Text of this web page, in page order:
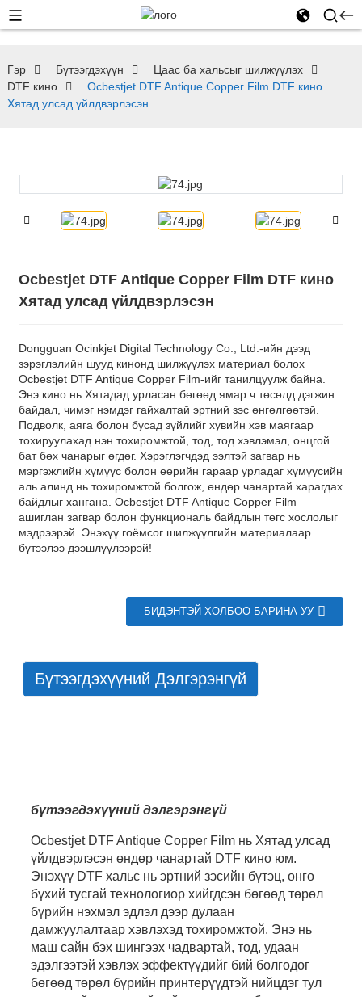
Гэр Бүтээгдэхүүн
Цаас ба хальсыг шилжүүлэх
DTF кино
Ocbestjet DTF Antique Copper Film DTF кино
Хятад улсад үйлдвэрлэсэн
Ocbestjet DTF Antique Copper Film DTF кино
Хятад улсад үйлдвэрлэсэн
Dongguan Ocinkjet Digital Technology Co., Ltd.-ийн дээд
зэрэглэлийн шууд кинонд шилжүүлэх материал болох
Ocbestjet DTF Antique Copper Film-ийг танилцуулж байна.
Энэ кино нь Хятадад урласан бөгөөд ямар ч төсөлд дэгжин
байдал, чимэг нэмдэг гайхалтай эртний зэс өнгөлгөөтэй.
Подволк, аяга болон бусад зүйлийг хувийн хэв маягаар
тохируулахад нэн тохиромжтой, тод, тод хэвлэмэл, онцгой
бат бөх чанарыг өгдөг. Хэрэглэгчдэд ээлтэй загвар нь
мэргэжлийн хүмүүс болон өөрийн гараар урладаг хүмүүсийн
аль алинд нь тохиромжтой болгож, өндөр чанартай харагдах
байдлыг хангана. Ocbestjet DTF Antique Copper Film
ашиглан загвар болон функциональ байдлын төгс хослолыг
мэдрээрэй. Энэхүү гоёмсог шилжүүлгийн материалаар
бүтээлээ дээшлүүлээрэй!
БИДЭНТЭЙ ХОЛБОО БАРИНА УУ
Бүтээгдэхүүний Дэлгэрэнгүй
бүтээгдэхүүний дэлгэрэнгүй
Ocbestjet DTF Antique Copper Film нь Хятад улсад
үйлдвэрлэсэн өндөр чанартай DTF кино юм.
Энэхүү DTF хальс нь эртний зэсийн бүтэц, өнгө
бүхий тусгай технологиор хийгдсэн бөгөөд төрөл
бүрийн нэхмэл эдлэл дээр дулаан
дамжуулалтаар хэвлэхэд тохиромжтой. Энэ нь
маш сайн бэх шингээх чадвартай, тод, удаан
эдэлгээтэй хэвлэх эффектүүдийг бий болгодог
бөгөөд төрөл бүрийн принтерүүдтэй нийцдэг тул